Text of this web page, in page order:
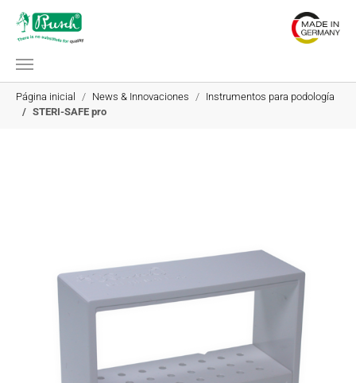
Saltar al contenido principal
Estás aquí:
Página inicial
News & Innovaciones
Instrumentos para podología
STERI-SAFE pro